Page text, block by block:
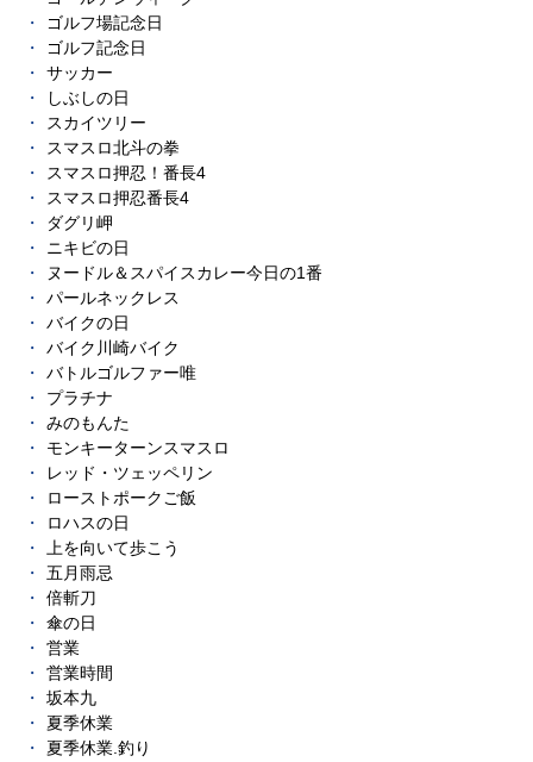
ゴルフ場記念日
ゴルフ記念日
サッカー
しぶしの日
スカイツリー
スマスロ北斗の拳
スマスロ押忍！番長4
スマスロ押忍番長4
ダグリ岬
ニキビの日
ヌードル＆スパイスカレー今日の1番
パールネックレス
バイクの日
バイク川崎バイク
バトルゴルファー唯
プラチナ
みのもんた
モンキーターンスマスロ
レッド・ツェッペリン
ローストポークご飯
ロハスの日
上を向いて歩こう
五月雨忌
倍斬刀
傘の日
営業
営業時間
坂本九
夏季休業
夏季休業.釣り